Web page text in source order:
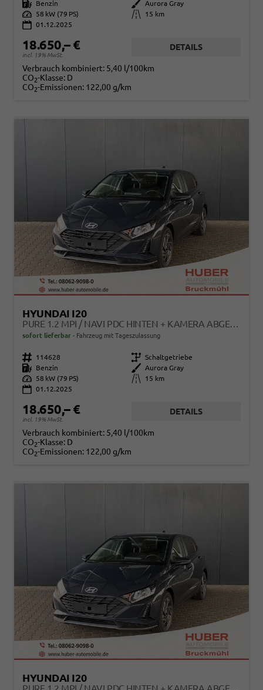
Kraftstoff Benzin Außenfarbe
Aurora Gray
Leistung
58 kW (79 PS) Kilometerstand
15 km
01.12.2025
18.650,– €
incl. 19% MwSt.
DETAILS
Verbrauch kombiniert: 5,40 l/100km
CO2-Klasse: D
CO2-Emissionen: 122,00 g/km
HYUNDAI I20
PURE 1.2 MPI / NAVI PDC HINTEN + KAMERA ABGEDUNKELTE SCHEIBEN TEMPOMAT ALU 16"
sofort lieferbar Fahrzeug mit Tageszulassung
Fahrzeugnr. 114628 Getriebe Schaltgetriebe
Kraftstoff
Benzin Außenfarbe
Aurora Gray
Leistung
58 kW (79 PS) Kilometerstand
15 km
01.12.2025
18.650,– €
incl. 19% MwSt.
DETAILS
Verbrauch kombiniert: 5,40 l/100km
CO2-Klasse: D
CO2-Emissionen: 122,00 g/km
HYUNDAI I20